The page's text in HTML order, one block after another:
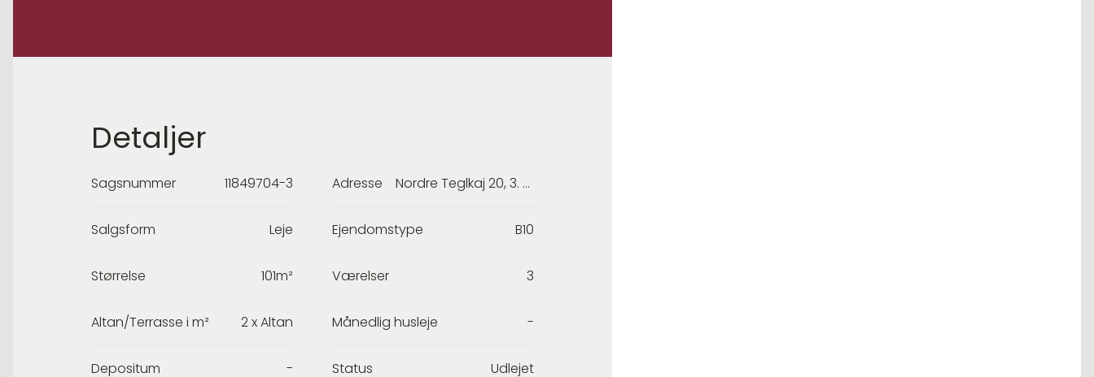
Detaljer
Sagsnummer 11849704-3 Adresse Nordre Teglkaj 20, 3. tv.
Salgsform Leje Ejendomstype B10
Størrelse 101m² Værelser 3
Altan/Terrasse i m² 2 x Altan Månedlig husleje -
Depositum - Status Udlejet